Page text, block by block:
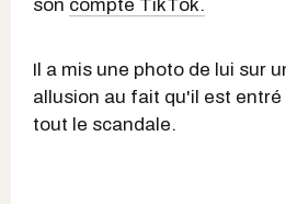
son compte TikTok.
Il a mis une photo de lui sur
allusion au fait qu'il est entré
tout le scandale.